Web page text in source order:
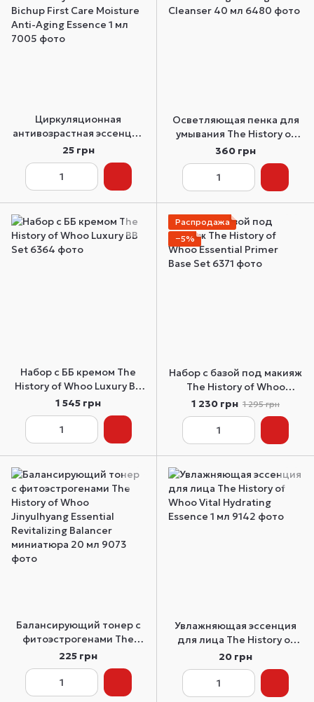
Циркуляционная
антивозрастная эссенция
The History of Whoo
Bichup First Care Moisture
Anti-Aging Essence 1 мл
25 грн
Осветляющая пенка для
умывания The History of
Whoo Brightening Foam
Cleanser 40 мл
360 грн
Набор с ББ кремом The
History of Whoo Luxury BB
Set
1 545 грн
Распродажа
−5%
Набор с базой под макияж
The History of Whoo
Essential Primer Base Set
1 230 грн 1 295 грн
Балансирующий тонер с
фитоэстрогенами The
History of Whoo
Jinyulhyang Essential
Revitalizing Balanсer
миниатюра 20 мл
225 грн
Увлажняющая эссенция
для лица The History of
Whoo Vital Hydrating
Essence 1 мл
20 грн